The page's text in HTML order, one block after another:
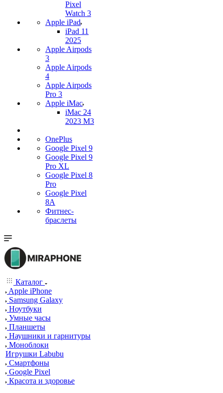
Pixel
Watch 3
Apple iPad
iPad 11
2025
Apple Airpods
3
Apple Airpods
4
Apple Airpods
Pro 3
Apple iMac
iMac 24
2023 M3
OnePlus
Google Pixel 9
Google Pixel 9
Pro XL
Google Pixel 8
Pro
Google Pixel
8A
Фитнес-
браслеты
Каталог
Apple iPhone
Samsung Galaxy
Ноутбуки
Умные часы
Планшеты
Наушники и гарнитуры
Моноблоки
Игрушки Labubu
Смартфоны
Google Pixel
Красота и здоровье